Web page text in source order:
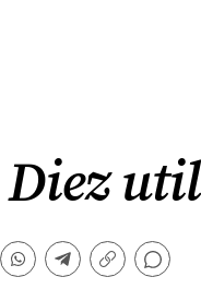
Diez
Whatsapp
Telegram
Copiar